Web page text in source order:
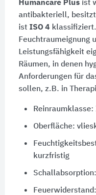
Humancare Plusist
antibakteriell, besitzt
ist ISO 4
Feuchtraumeignung
Leistungsfähigkeit
Räumen, in denen
Anforderungen für
sollen, z.B. in
Oberfläche:
kurzfristig